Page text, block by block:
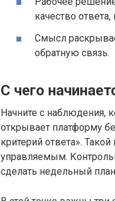
качество
Смысл
обратную связь.
С чего
Начните с наблюдения,
открывает платформу
критерий ответа».
управляемым.
сделать недельный